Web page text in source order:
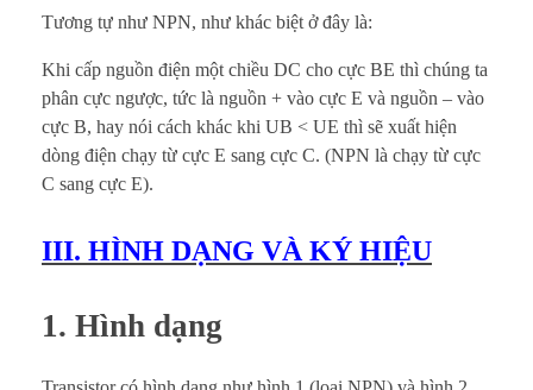
Tương tự như NPN, như khác biệt ở đây là:
Khi cấp nguồn điện một chiều DC cho cực BE thì chúng ta
phân cực ngược, tức là nguồn + vào cực E và nguồn – vào
cực B, hay nói cách khác khi UB < UE thì sẽ xuất hiện
dòng điện chạy từ cực E sang cực C. (NPN là chạy từ cực
C sang cực E).
III. HÌNH DẠNG VÀ KÝ HIỆU
1. Hình dạng